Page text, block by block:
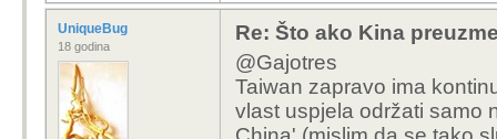
UniqueBug
18 godina
Re: Što ako Kina
@Gajotres
Taiwan zapravo ima
vlast uspjela održati samo